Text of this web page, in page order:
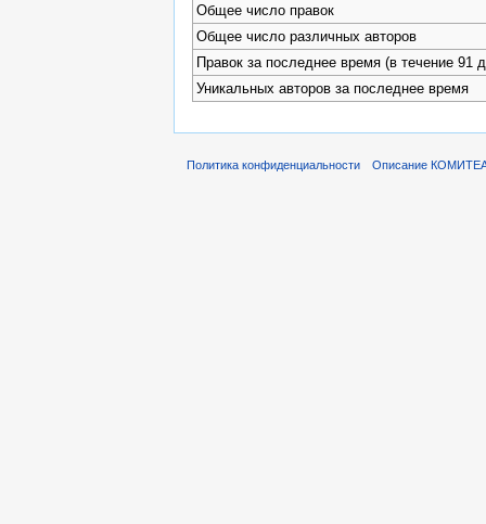
Общее число правок
Общее число различных авторов
Правок за последнее время (в течение 91
Уникальных авторов за последнее время
Политика конфиденциальности Описание